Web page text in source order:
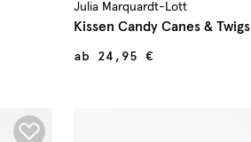
Julia Marquardt-Lott
Kissen Candy Canes & Twigs
ab 24,95 €